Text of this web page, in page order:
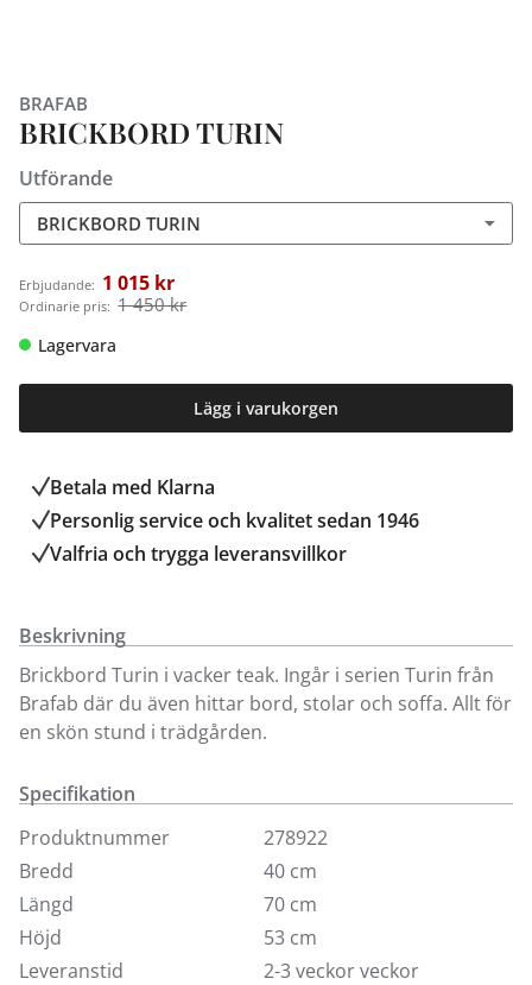
BRAFAB
BRICKBORD TURIN
Utförande
BRICKBORD TURIN
Erbjudande: 1 015 kr
Ordinarie pris: 1 450 kr
Lagervara
Lägg i varukorgen
Betala med Klarna
Personlig service och kvalitet sedan 1946
Valfria och trygga leveransvillkor
Beskrivning
Brickbord Turin i vacker teak. Ingår i serien Turin från
Brafab där du även hittar bord, stolar och soffa. Allt för
en skön stund i trädgården.
Specifikation
Produktnummer
278922
Bredd
40 cm
Längd
70 cm
Höjd
53 cm
Leveranstid
2-3 veckor veckor